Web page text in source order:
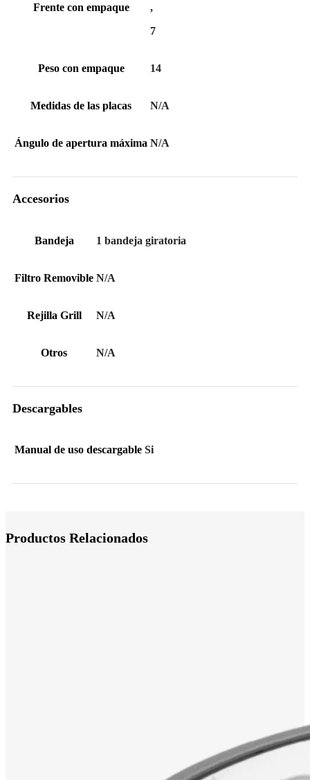
Frente con empaque
,
7
Peso con empaque 14
Medidas de las placas N/A
Ángulo de apertura máxima N/A
Accesorios
Bandeja 1 bandeja giratoria
Filtro Removible N/A
Rejilla Grill N/A
Otros N/A
Descargables
Manual de uso descargable Si
Productos Relacionados